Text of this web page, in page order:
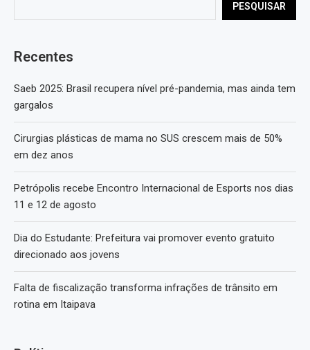
PESQUISAR
Recentes
Saeb 2025: Brasil recupera nível pré-pandemia, mas ainda tem
gargalos
Cirurgias plásticas de mama no SUS crescem mais de 50%
em dez anos
Petrópolis recebe Encontro Internacional de Esports nos dias
11 e 12 de agosto
Dia do Estudante: Prefeitura vai promover evento gratuito
direcionado aos jovens
Falta de fiscalização transforma infrações de trânsito em
rotina em Itaipava